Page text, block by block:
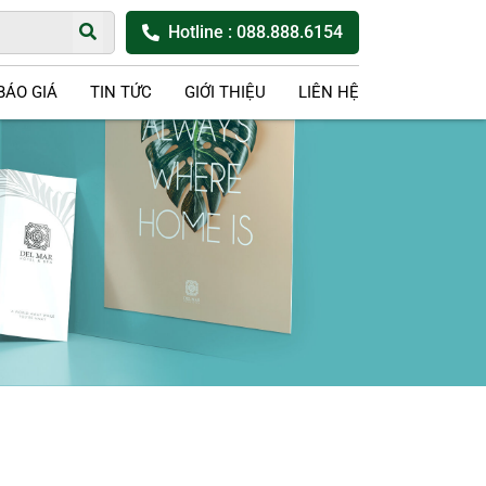
Hotline : 088.888.6154
GIÁ TIN TỨC GIỚI THIỆU LIÊN HỆ